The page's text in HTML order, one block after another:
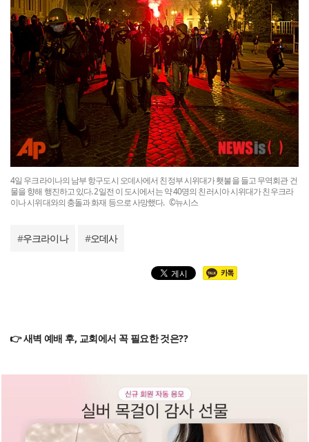
4일 우크라이나의 남부 항구도시 오데사에서 친정부 시위대가 횃불을 들고 무역회관 건
물을 향해 행진하고 있다. 2일전 이 도시에서는 약 40명의 친러시아 시위대가 친우크라
이나 시위대와의 충돌과 화재 등으로 사망했다. ©뉴시스
#우크라이나 #오데사
👉 새벽 예배 후, 교회에서 꼭 필요한 것은??